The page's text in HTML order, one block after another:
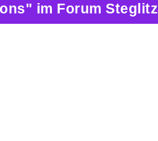
im Forum Steglitz